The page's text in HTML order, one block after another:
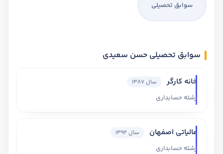
سوابق تحصیلی
سوابق تحصیلی حسن سعیدی
خانه کارگر سال 1387
رشته حسابداری
مالیاتی اصفهان سال 1392
رشته حسابداری